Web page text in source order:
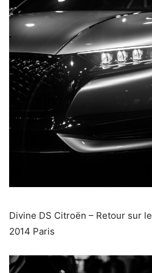
Divine DS Citroën – Retour sur le
2014 Paris